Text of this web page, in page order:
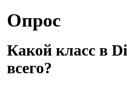
Опрос
Какой класс в
всего?